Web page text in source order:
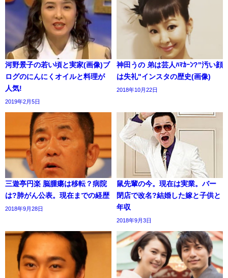
河野景子の若い頃と実家(画像)ブ
ログのにんにくオイルと料理が
人気!
2019年2月5日
神田うの 弟は芸人ﾊﾏｶｰﾝ?"汚い顔
は失礼"インスタの歴史(画像)
2018年10月22日
三遊亭円楽 脳腫瘍は移転？病院
は?肺がん公表。現在までの経歴
2018年9月28日
鼠先輩の今。現在は実業。バー
閉店で改名?結婚した嫁と子供と
年収
2018年9月3日